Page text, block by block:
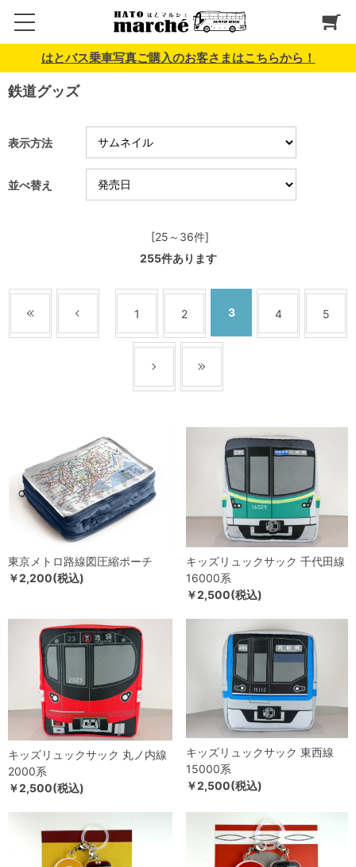
はとバス乗車写真ご購入のお客さまはこちらから！
鉄道グッズ
表示方法
並べ替え
[25～36件]
255件あります
1 2 3 4 5
東京メトロ路線図圧縮ポーチ
￥2,200(税込)
キッズリュックサック 千代田線
16000系
￥2,500(税込)
キッズリュックサック 丸ノ内線
2000系
￥2,500(税込)
キッズリュックサック 東西線
15000系
￥2,500(税込)